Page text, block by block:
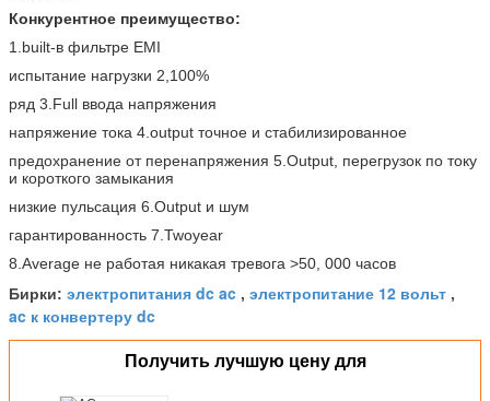
Конкурентное преимущество:
1.built-в фильтре EMI
испытание нагрузки 2,100%
ряд 3.Full ввода напряжения
напряжение тока 4.output точное и стабилизированное
предохранение от перенапряжения 5.Output, перегрузок по току
и короткого замыкания
низкие пульсация 6.Output и шум
гарантированность 7.Twoyear
8.Average не работая никакая тревога >50, 000 часов
Бирки: электропитания dc ac , электропитание 12 вольт ,
ac к конвертеру dc
Получить лучшую цену для